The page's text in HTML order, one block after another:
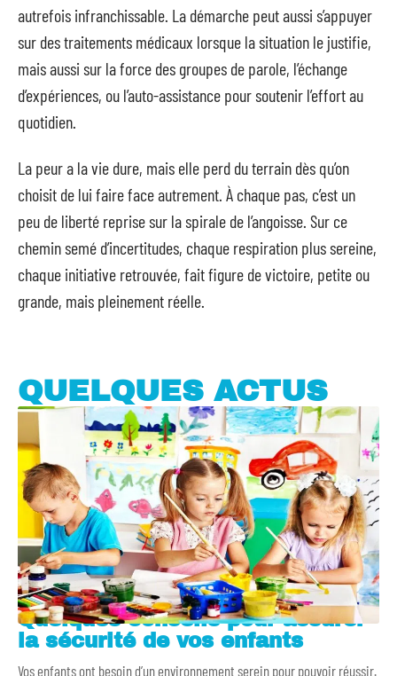
autrefois infranchissable. La démarche peut aussi s’appuyer
sur des traitements médicaux lorsque la situation le justifie,
mais aussi sur la force des groupes de parole, l’échange
d’expériences, ou l’auto-assistance pour soutenir l’effort au
quotidien.
La peur a la vie dure, mais elle perd du terrain dès qu’on
choisit de lui faire face autrement. À chaque pas, c’est un
peu de liberté reprise sur la spirale de l’angoisse. Sur ce
chemin semé d’incertitudes, chaque respiration plus sereine,
chaque initiative retrouvée, fait figure de victoire, petite ou
grande, mais pleinement réelle.
QUELQUES ACTUS
Quelques conseils pour assurer
la sécurité de vos enfants
Vos enfants ont besoin d’un environnement serein pour pouvoir réussir.